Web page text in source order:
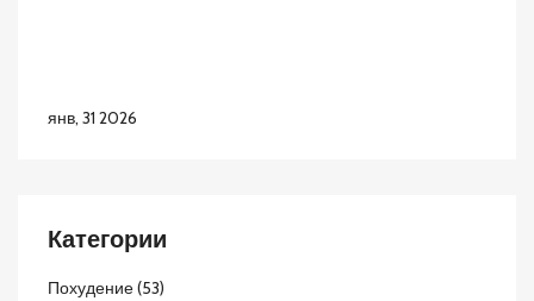
янв, 31 2026
Категории
Похудение(53)